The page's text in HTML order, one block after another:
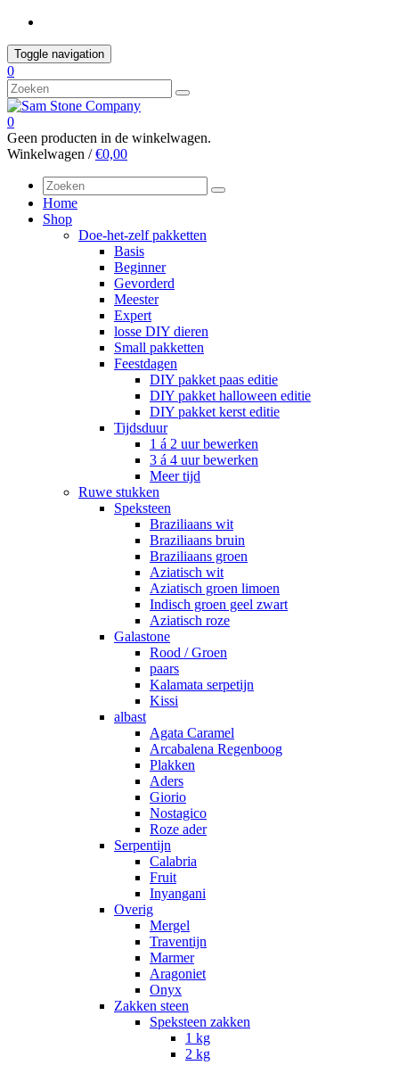
Skip
content
Toggle navigation
0
0
Geen producten in de winkelwagen.
Winkelwagen /€0,00
Home
Shop
Doe-het-zelf pakketten
Basis
Beginner
Gevorderd
Meester
Expert
losse DIY dieren
Small pakketten
Feestdagen
DIY pakket paas editie
DIY pakket halloween editie
DIY pakket kerst editie
Tijdsduur
1 á 2 uur bewerken
3 á 4 uur bewerken
Meer tijd
Ruwe stukken
Speksteen
Braziliaans wit
Braziliaans bruin
Braziliaans groen
Aziatisch wit
Aziatisch groen limoen
Indisch groen geel zwart
Aziatisch roze
Galastone
Rood / Groen
paars
Kalamata serpetijn
Kissi
albast
Agata Caramel
Arcabalena Regenboog
Plakken
Aders
Giorio
Nostagico
Roze ader
Serpentijn
Calabria
Fruit
Inyangani
Overig
Mergel
Traventijn
Marmer
Aragoniet
Onyx
Zakken steen
Speksteen zakken
1 kg
2 kg